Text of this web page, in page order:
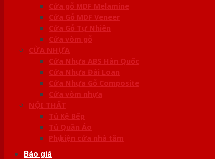
Cửa gỗ MDF Melamine
Cửa Gỗ MDF Veneer
Cửa Gỗ Tự Nhiên
Cửa vòm gỗ
CỬA NHỰA
Cửa Nhựa ABS Hàn Quốc
Cửa Nhựa Đài Loan
Cửa Nhựa Gỗ Composite
Cửa vòm nhựa
NỘI THẤT
Tủ Kệ Bếp
Tủ Quần Áo
Phụ kiện cửa nhà tắm
Báo giá